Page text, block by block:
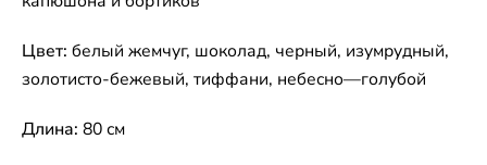
Цвет: белый жемчуг, шоколад, черный, изумрудный,
золотисто-бежевый, тиффани, небесно—голубой
Длина: 80 см